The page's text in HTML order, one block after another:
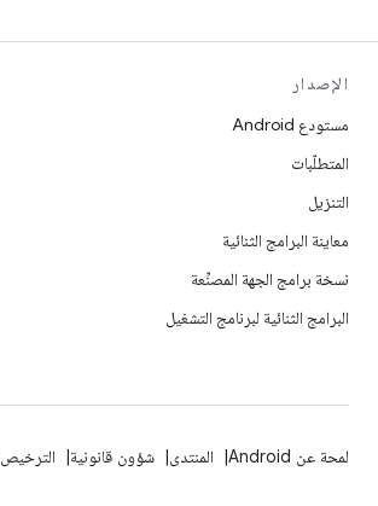
الإصدار
مستودع Android
المتطلّبات
التنزيل
معاينة البرامج الثنائية
نسخة برامج الجهة المصنِّعة
البرامج الثنائية لبرنامج التشغيل
لمحة عن Android المنتدى شؤون قانونية الترخيص